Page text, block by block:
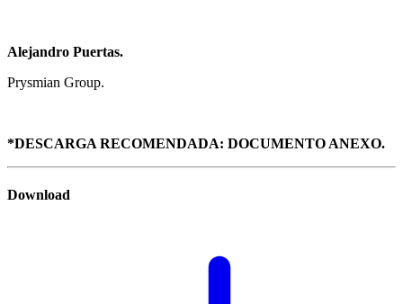
Alejandro Puertas.
Prysmian Group.
*DESCARGA RECOMENDADA: DOCUMENTO ANEXO.
Download